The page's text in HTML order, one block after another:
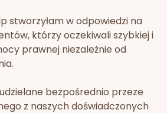
stworzyłam w odpowiedzi na
którzy oczekiwali szybkiej i
prawnej niezależnie od
bezpośrednio przeze
z naszych doświadczonych